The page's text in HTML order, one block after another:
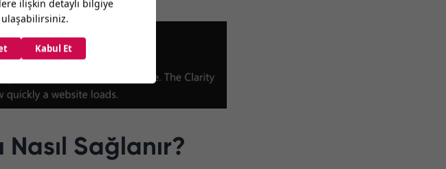
Sağlanır?